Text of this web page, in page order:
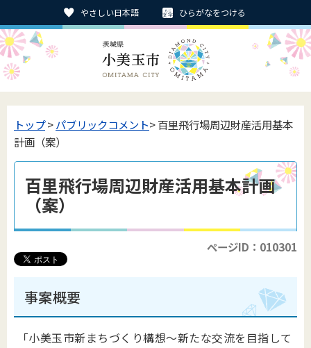
やさしい日本語 ひらがなをつける
トップ>パブリックコメント> 百里飛行場周辺財産活用基本
計画（案）
百里飛行場周辺財産活用基本計画
（案）
ページID：010301
事案概要
「小美玉市新まちづくり構想～新たな交流を目指して